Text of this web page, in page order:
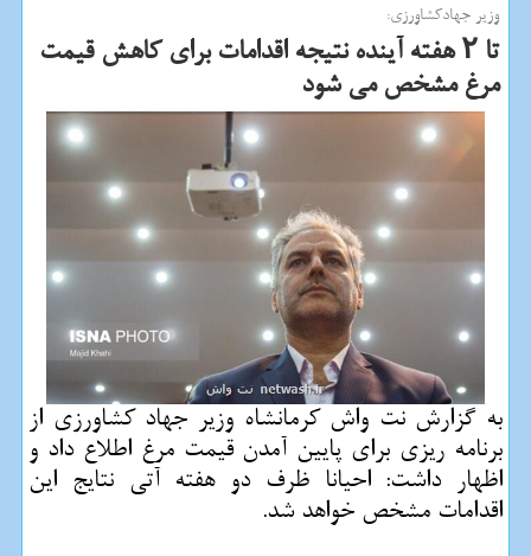
وزیر جهادكشاورزی:
تا ۲ هفته آینده نتیجه اقدامات برای كاهش قیمت
مرغ مشخص می شود
به گزارش نت واش كرمانشاه وزیر جهاد كشاورزی از
برنامه ریزی برای پایین آمدن قیمت مرغ اطلاع داد و
اظهار داشت: احیانا ظرف دو هفته آتی نتایج این
اقدامات مشخص خواهد شد.